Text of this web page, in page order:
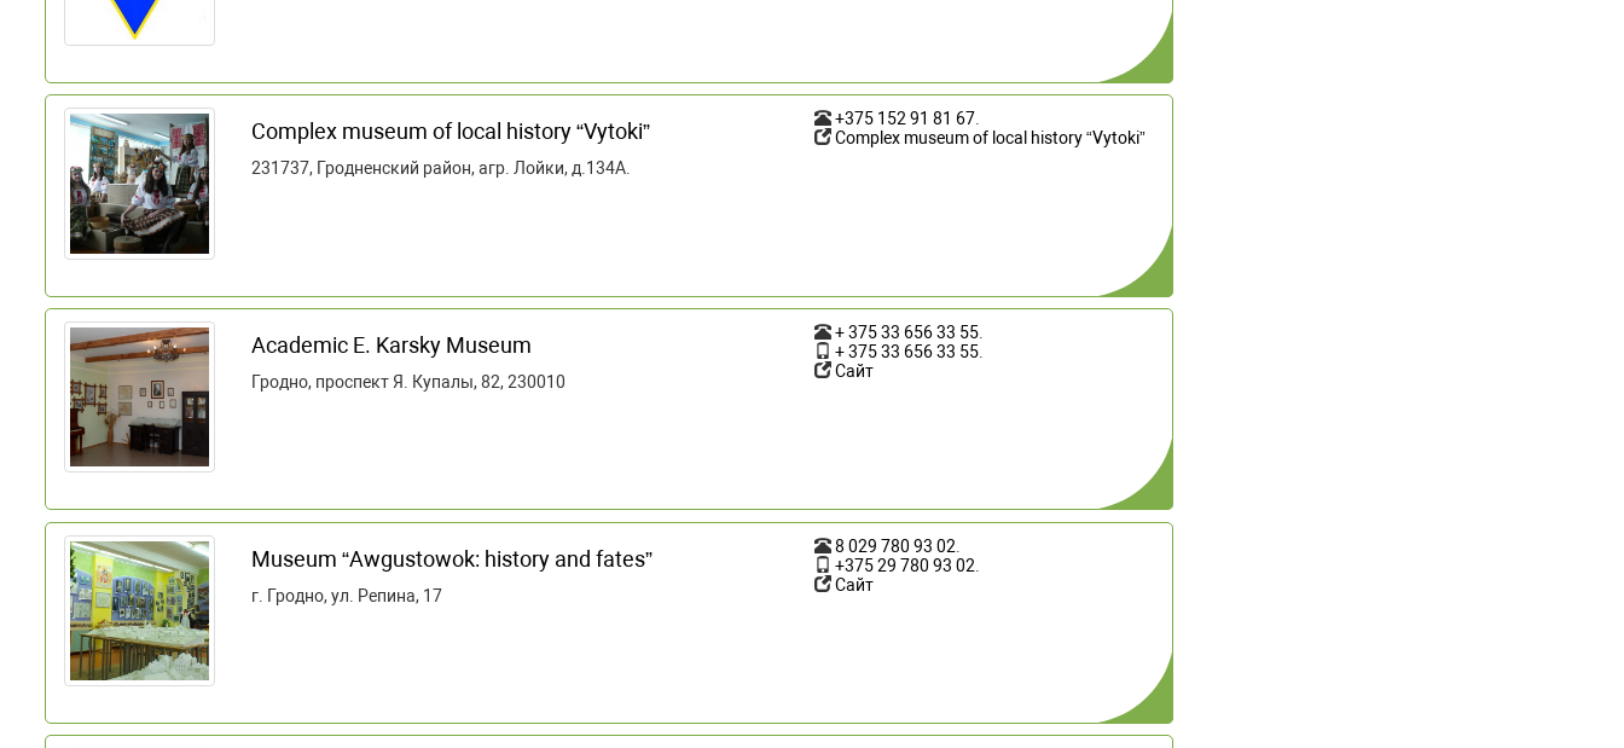
Complex museum of local history “Vytoki”
231737, Гродненский район, агр. Лойки, д.134А.
+375 152 91 81 67.
Complex museum of local history “Vytoki”
Academic E. Karsky Museum
Гродно, проспект Я. Купалы, 82, 230010
+ 375 33 656 33 55
+ 375 33 656 33 55
Сайт
Museum “Awgustowok: history and fates”
г. Гродно, ул. Репина, 17
8 029 780 93 02
+375 29 780 93 02
Сайт